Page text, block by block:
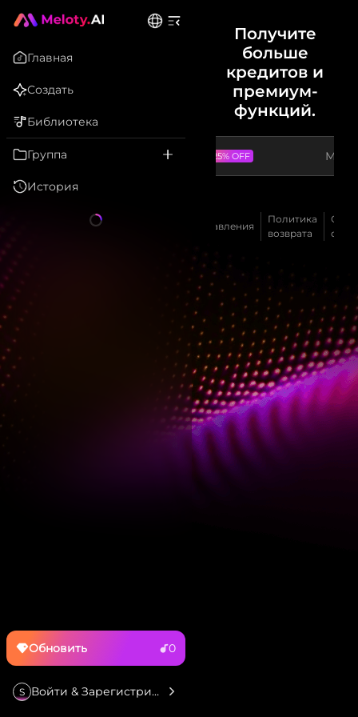
Главная
Создать
Библиотека
Группа
История
Обновить 0
S Войти & Зарегистрироваться
Получите
больше
кредитов и
премиум-
функций.
Ежегодно До 25% OFF
предоставления
Политика
возврата
связь